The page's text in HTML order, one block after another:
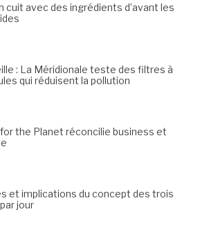
cuit avec des ingrédients d’avant les
: La Méridionale teste des filtres à
qui réduisent la pollution
the Planet réconcilie business et
et implications du concept des trois
jour